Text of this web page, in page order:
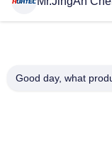
Ультразвуковой
Толщиномер
Good day, what